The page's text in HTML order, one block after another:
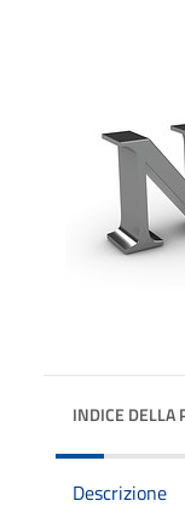
INDICE DELLA
Descrizione